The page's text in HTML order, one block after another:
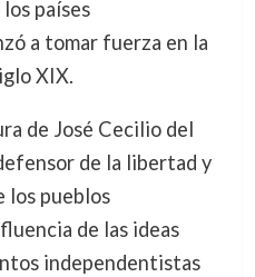
países
a tomar fuerza en la
XIX.
de José Cecilio del
de la libertad y
los pueblos
de las ideas
independentistas